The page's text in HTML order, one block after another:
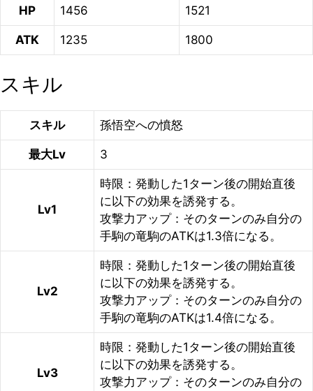
HP 1456 1521
ATK 1235 1800
スキル
スキル 孫悟空への憤怒
最大Lv 3
Lv1
時限：発動した1ターン後の開始直後
に以下の効果を誘発する。
攻撃力アップ：そのターンのみ自分の
手駒の竜駒のATKは1.3倍になる。
Lv2
時限：発動した1ターン後の開始直後
に以下の効果を誘発する。
攻撃力アップ：そのターンのみ自分の
手駒の竜駒のATKは1.4倍になる。
Lv3
時限：発動した1ターン後の開始直後
に以下の効果を誘発する。
攻撃力アップ：そのターンのみ自分の